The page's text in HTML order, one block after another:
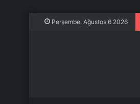
Perşembe, Ağustos 6 2026